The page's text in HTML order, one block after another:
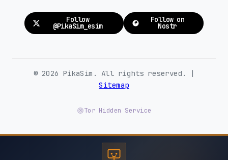
Follow
@PikaSim_esim
Follow on
Nostr
© 2026 PikaSim. All rights reserved. |
Sitemap
Tor Hidden Service